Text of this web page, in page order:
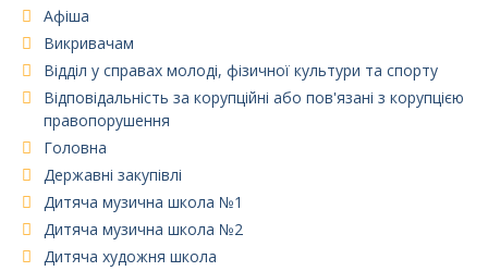
Афіша
Викривачам
Відділ у справах молоді, фізичної культури та спорту
Відповідальність за корупційні або пов'язані з корупцією
правопорушення
Головна
Державні закупівлі
Дитяча музична школа №1
Дитяча музична школа №2
Дитяча художня школа